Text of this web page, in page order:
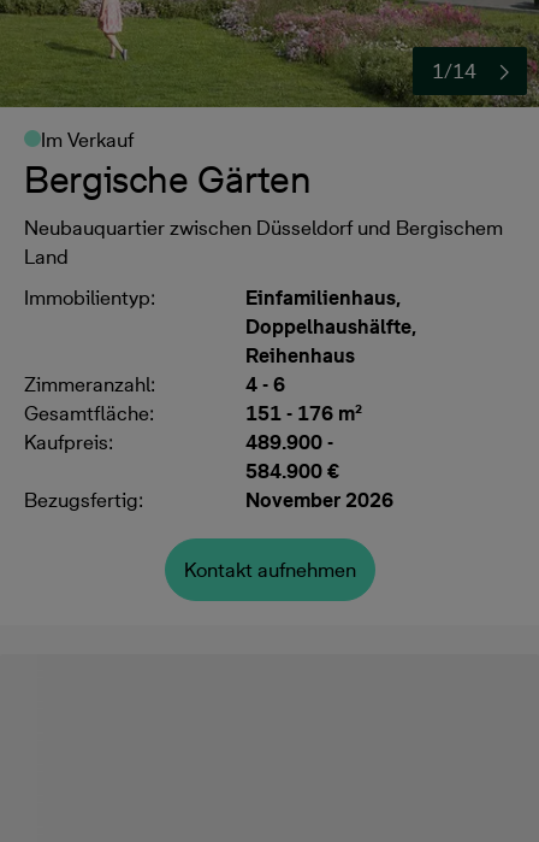
1/14
Im Verkauf
Bergische Gärten
Neubauquartier zwischen Düsseldorf und Bergischem
Land
Immobilientyp:
Einfamilienhaus,
Doppelhaushälfte,
Reihenhaus
Zimmeranzahl:
4 - 6
Gesamtfläche:
151 - 176 m²
Kaufpreis:
489.900 -
584.900 €
Bezugsfertig:
November 2026
Kontakt aufnehmen